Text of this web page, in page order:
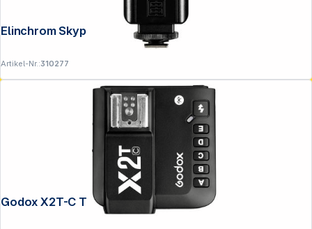
Elinchrom Skyport Transmitter Plus
Artikel-Nr.:310277
Godox X2T-C Transmitter für Canon